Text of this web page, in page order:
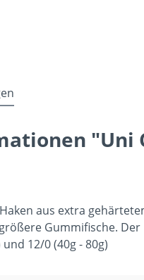
"Uni
aus extra
Gummifische.
12/0 (40g - 80g)